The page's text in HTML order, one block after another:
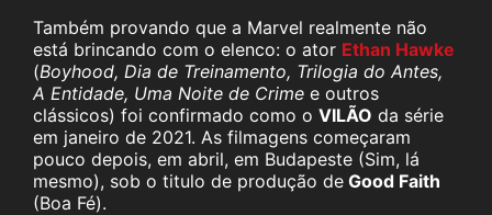
Também provando que a Marvel realmente não
está brincando com o elenco: o ator Ethan Hawke
(Boyhood, Dia de Treinamento, Trilogia do Antes,
A Entidade, Uma Noite de Crime e outros
clássicos) foi confirmado como o VILÃO da série
em janeiro de 2021. As filmagens começaram
pouco depois, em abril, em Budapeste (Sim, lá
mesmo), sob o titulo de produção de Good Faith
(Boa Fé).